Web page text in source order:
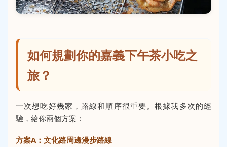
如何規劃你的嘉義下午茶小吃之
旅？
一次想吃好幾家，路線和順序很重要。根據我多次的經
驗，給你兩個方案：
方案A：文化路周邊漫步路線